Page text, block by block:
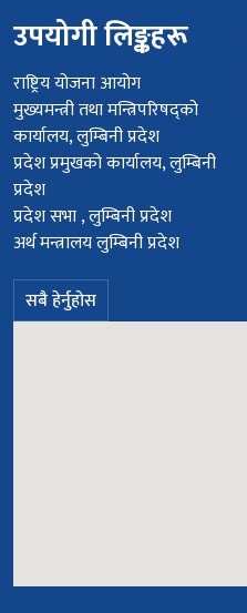
उपयोगी लिङ्कहरू
राष्ट्रिय योजना आयोग
मुख्यमन्त्री तथा मन्त्रिपरिषद्को
कार्यालय, लुम्बिनी प्रदेश
प्रदेश प्रमुखको कार्यालय, लुम्बिनी
प्रदेश
प्रदेश सभा , लुम्बिनी प्रदेश
अर्थ मन्त्रालय लुम्बिनी प्रदेश
सबै हेर्नुहोस